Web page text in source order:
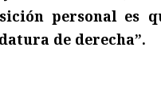
personal es
de derecha”.